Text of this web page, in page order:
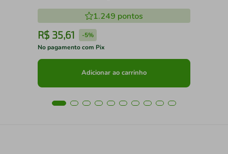
1.249 pontos
R$ 35,61 -5%
No pagamento com Pix
Adicionar ao carrinho